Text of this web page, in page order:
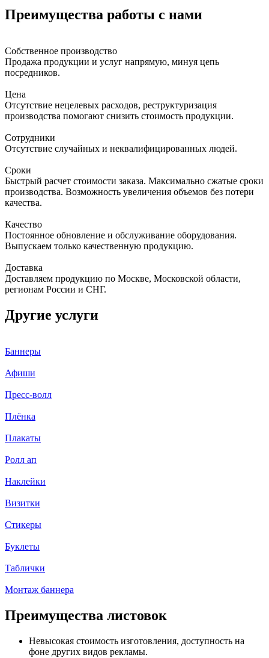
Преимущества работы с нами
Собственное производство
Продажа продукции и услуг напрямую, минуя цепь
посредников.
Цена
Отсутствие нецелевых расходов, реструктуризация
производства помогают снизить стоимость продукции.
Сотрудники
Отсутствие случайных и неквалифицированных людей.
Сроки
Быстрый расчет стоимости заказа. Максимально сжатые сроки
производства. Возможность увеличения объемов без потери
качества.
Качество
Постоянное обновление и обслуживание оборудования.
Выпускаем только качественную продукцию.
Доставка
Доставляем продукцию по Москве, Московской области,
регионам России и СНГ.
Другие услуги
Баннеры
Афиши
Пресс-волл
Плёнка
Плакаты
Ролл ап
Наклейки
Визитки
Стикеры
Буклеты
Таблички
Монтаж баннера
Преимущества листовок
Невысокая стоимость изготовления, доступность на
фоне других видов рекламы.